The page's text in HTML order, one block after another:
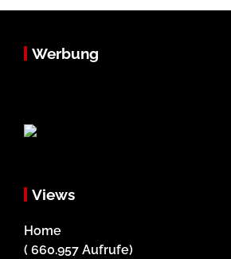
Werbung
Views
Home
( 660.957 Aufrufe)